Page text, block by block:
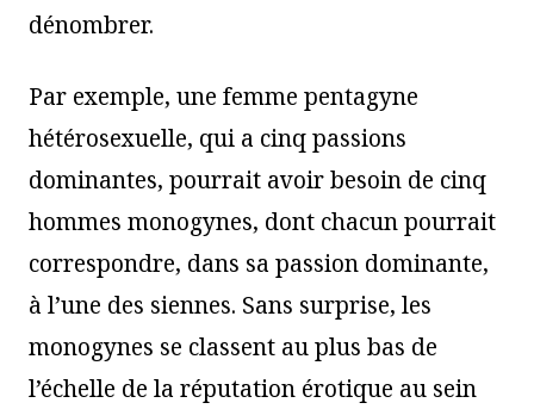
dénombrer.
Par exemple, une femme pentagyne
hétérosexuelle, qui a cinq passions
dominantes, pourrait avoir besoin de cinq
hommes monogynes, dont chacun pourrait
correspondre, dans sa passion dominante,
à l’une des siennes. Sans surprise, les
monogynes se classent au plus bas de
l’échelle de la réputation érotique au sein